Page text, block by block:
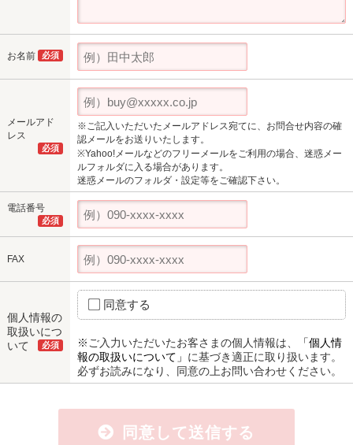
お名前 必須
メールアド
レス
必須
※ご記入いただいたメールアドレス宛てに、お問合せ内容の確
認メールをお送りいたします。
※Yahoo!メールなどのフリーメールをご利用の場合、迷惑メー
ルフォルダに入る場合があります。
迷惑メールのフォルダ・設定等をご確認下さい。
電話番号
必須
FAX
個人情報の
取扱いにつ
いて
必須
同意する
※ご入力いただいたお客さまの個人情報は、
「個人情
報の取扱いについて」 に基づき適正に取り扱います。
必ずお読みになり、同意の上お問い合わせください。
同意して送信する